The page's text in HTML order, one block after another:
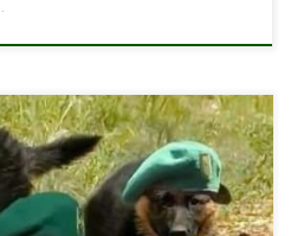
Božića i Nove godine. Ovim
druženje i završni sastanak u ovoj